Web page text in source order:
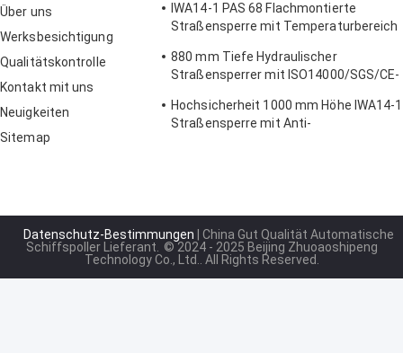
Über uns
Werksbesichtigung
Qualitätskontrolle
Kontakt mit uns
Neuigkeiten
Sitemap
IWA14-1 PAS 68 Flachmontierte
Straßensperre mit Temperaturbereich
880 mm Tiefe Hydraulischer
Straßensperrer mit ISO14000/SGS/CE-
Hochsicherheit 1000 mm Höhe IWA14-1
Straßensperre mit Anti-
Datenschutz-Bestimmungen | China Gut Qualität Automatische
Schiffspoller Lieferant. © 2024 - 2025 Beijing Zhuoaoshipeng
Technology Co., Ltd.. All Rights Reserved.